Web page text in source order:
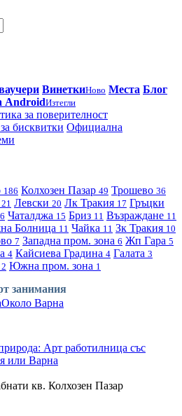
ВинеткиНово Места Блог
AndroidИзтегли
за поверителност
бисквитки Официална
186 Колхозен Пазар 49 Трошево 36
21 Левски 20 Лк Тракия 17 Гръцки
Чаталджа 15 Бриз 11 Възраждане 11
Болница 11 Чайка 11 Зк Тракия 10
7 Западна пром. зона 6 Жп Гара 5
4 Кайсиева Градина 4 Галата 3
2 Южна пром. зона 1
занимания
Около Варна
Арт работилница със
или Варна
кв. Колхозен Пазар